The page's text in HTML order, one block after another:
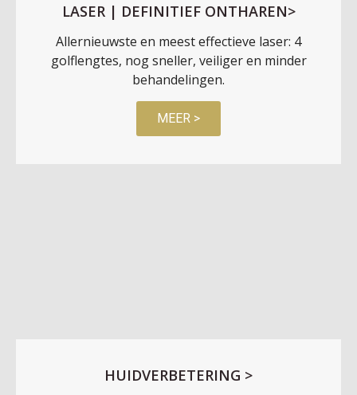
LASER | DEFINITIEF ONTHAREN>
Allernieuwste en meest effectieve laser: 4
golflengtes, nog sneller, veiliger en minder
behandelingen.
MEER >
HUIDVERBETERING >